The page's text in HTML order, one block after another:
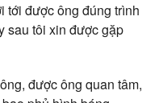
tới được ông đúng trình
sau tôi xin được gặp
được ông quan tâm,